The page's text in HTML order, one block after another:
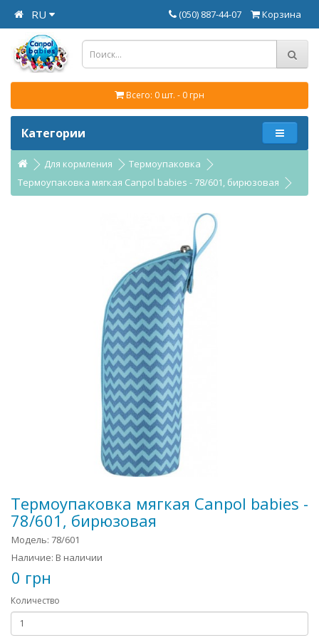
RU Корзина
(050) 887-44-07
Всего: 0 шт. - 0 грн
Категории
Для кормления
Термоупаковка
Термоупаковка мягкая Canpol babies - 78/601, бирюзовая
Термоупаковка мягкая Canpol babies -
78/601, бирюзовая
Модель: 78/601
Наличие: В наличии
0 грн
Количество